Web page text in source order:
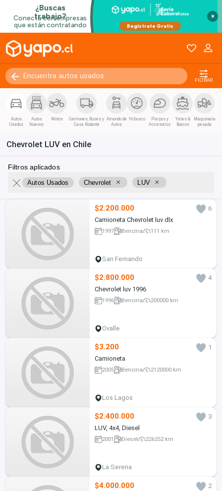
×
FILTRAR
Autos
Usados
Autos
Nuevos
Motos
Camiones, Buses y
Casa Rodante
Arriendo de
Autos
Yo busco
Piezas y
Accesorios
Yates &
Barcos
Maquinaria
pesada
Chevrolet LUV en Chile
Filtros aplicados
Autos Usados Chevrolet × LUV ×
$2.200.000
6
Camioneta Chevrolet luv dlx
1997 Bencina 111 km
San Fernando
$2.800.000
4
Chevrolet luv 1996
1996 Bencina 200000 km
Ovalle
$3.200
1
Camioneta
2005 Bencina 2120000 km
Los Lagos
$2.400.000
3
LUV, 4x4, Diesel
2001 Diesel 226252 km
La Serena
$4.000.000
2